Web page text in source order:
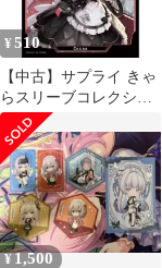
¥ 510
【中古】サプライ きゃ
らスリーブコレクショ
ン マットシリーズ 勝利
の女神：NIKKE 「ココ
ア」 [No.MT2053]
¥1,500